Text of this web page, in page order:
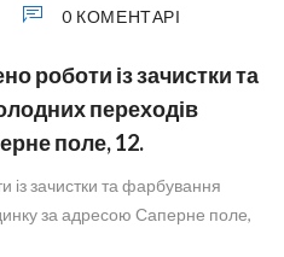
0 КОМЕНТАРІ
роботи із зачистки та
переходів
поле, 12.
із зачистки та фарбування
за адресою Саперне поле,